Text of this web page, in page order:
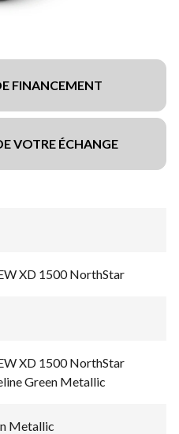
FINANCEMENT
VOTRE ÉCHANGE
XD 1500 NorthStar
XD 1500 NorthStar
Green Metallic
Metallic